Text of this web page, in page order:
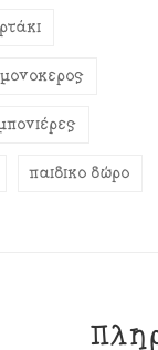
μονόκερος
παιδικό δώρο